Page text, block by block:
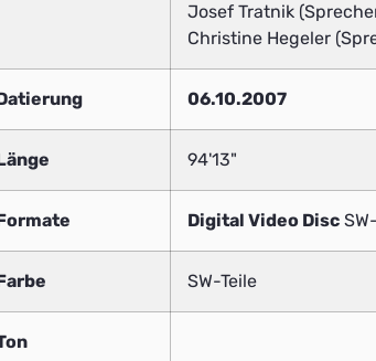
Josef Tratnik
Christine Hegeler
06.10.2007
94'13"
Digital Video Disc
SW-Teile